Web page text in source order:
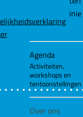
inie
Agenda
Activiteiten,
workshops en
tentoonstellingen
Over ons